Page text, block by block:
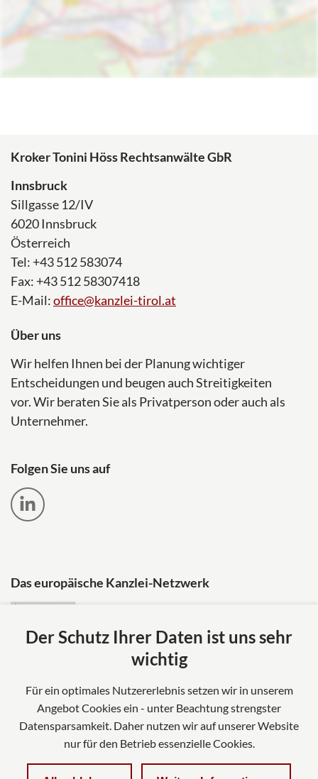
Hier finden Sie uns
Kroker Tonini Höss Rechtsanwälte GbR
Innsbruck
Sillgasse 12/IV
6020 Innsbruck
Österreich
Tel: +43 512 583074
Fax: +43 512 58307418
E-Mail:office@kanzlei-tirol.at
Über uns
Wir helfen Ihnen bei der Planung wichtiger
Entscheidungen und beugen auch Streitigkeiten
vor. Wir beraten Sie als Privatperson oder auch als
Unternehmer.
Folgen Sie uns auf
Das europäische Kanzlei-Netzwerk
Impressum
Der Schutz Ihrer Daten ist uns sehr
wichtig
Für ein optimales Nutzererlebnis setzen wir in unserem
Angebot Cookies ein - unter Beachtung strengster
Datensparsamkeit. Daher nutzen wir auf unserer Website
nur für den Betrieb essenzielle Cookies.